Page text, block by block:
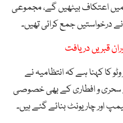
اعتکاف بیٹھیں گے، مجموعی
قبریں دریافت
وٹو کا کہنا ہے کہ انتظامیہ نے
و افطاری کے بھی خصوصی